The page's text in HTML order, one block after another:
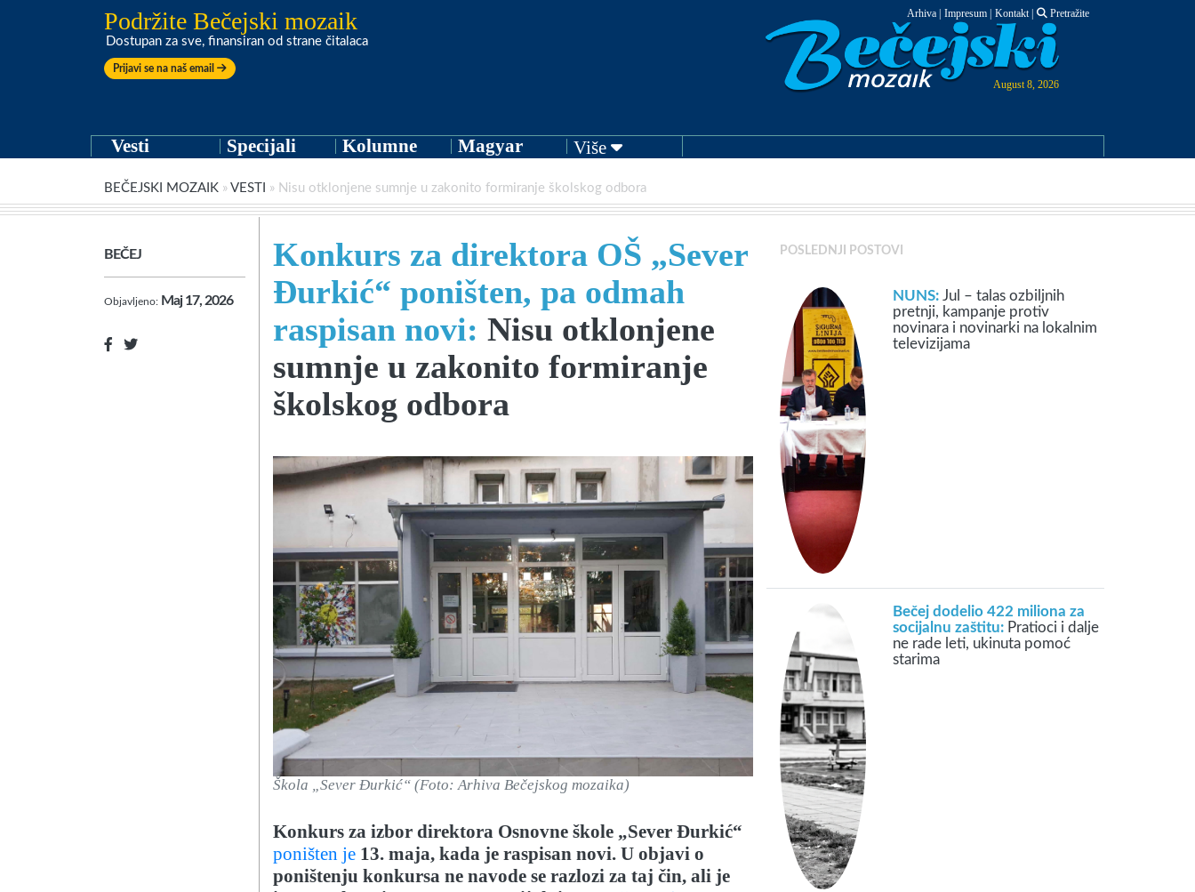
Podržite Bečejski mozaik
Dostupan za sve, finansiran od strane čitalaca
Prijavi se na naš email
Arhiva Impresum Kontakt| Pretražite
August 8, 2026
Vesti Specijali Kolumne Magyar Više
BEČEJSKI MOZAIK » VESTI » Nisu otklonjene sumnje u zakonito formiranje školskog odbora
BEČEJ
Objavljeno: Maj 17, 2026
Konkurs za direktora OŠ „Sever
Đurkić“ poništen, pa odmah
raspisan novi: Nisu otklonjene
sumnje u zakonito formiranje
školskog odbora
Škola „Sever Đurkić“ (Foto: Arhiva Bečejskog mozaika)
Konkurs za izbor direktora Osnovne škole „Sever Đurkić“
poništen je 13. maja, kada je raspisan novi. U objavi o
poništenju konkursa ne navode se razlozi za taj čin, ali je
POSLEDNJI POSTOVI
NUNS: Jul – talas ozbiljnih
pretnji, kampanje protiv
novinara i novinarki na lokalnim
televizijama
Bečej dodelio 422 miliona za
socijalnu zaštitu: Pratioci i dalje
ne rade leti, ukinuta pomoć
starima